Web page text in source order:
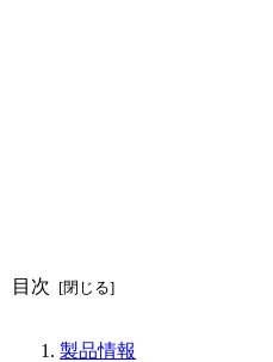
目次
製品情報